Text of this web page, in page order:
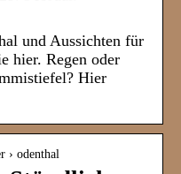
und Aussichten für
hier. Regen oder
Hier
› odenthal